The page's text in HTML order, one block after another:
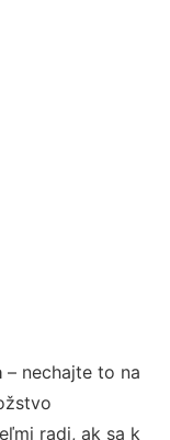
– nechajte to na
radi, ak sa k